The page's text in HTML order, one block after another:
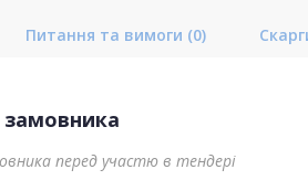
Питання та вимоги (0)
замовника
перед участю в тендері